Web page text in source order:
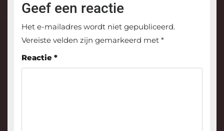
Geef een reactie
Het e-mailadres wordt niet gepubliceerd.
Vereiste velden zijn gemarkeerd met *
Reactie *